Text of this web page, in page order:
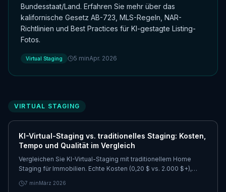
Bundesstaat/Land. Erfahren Sie mehr über das
kalifornische Gesetz AB-723, MLS-Regeln, NAR-
Richtlinien und Best Practices für KI-gestagte Listing-
Fotos.
Virtual Staging 5 minApr. 2026
VIRTUAL STAGING
KI-Virtual-Staging vs. traditionelles Staging: Kosten,
Tempo und Qualität im Vergleich
Vergleichen Sie KI-Virtual-Staging mit traditionellem Home
Staging für Immobilien. Echte Kosten (0,20 $ vs. 2.000 $+),
welcher Ansatz sinnvoll ist.
7 minMärz 2026